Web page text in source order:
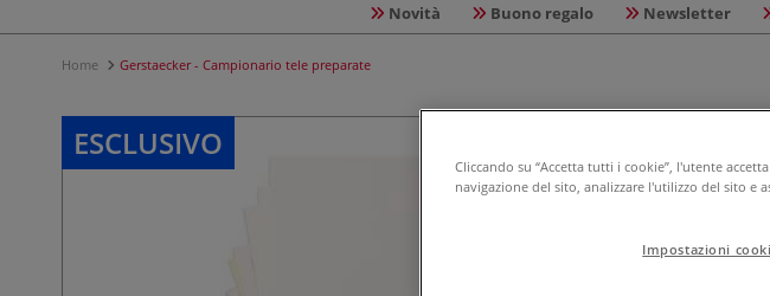
Novità Buono regalo Newsletter
Home Gerstaecker - Campionario tele preparate
ESCLUSIVO
Cliccando su “Accetta tutti i cookie”, l'utente
navigazione del sito, analizzare l'utilizzo del sito e
Impostazioni